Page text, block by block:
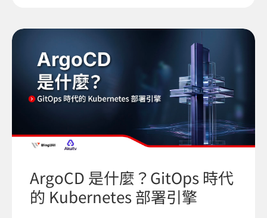
ArgoCD 是什麼？GitOps 時代
的 Kubernetes 部署引擎